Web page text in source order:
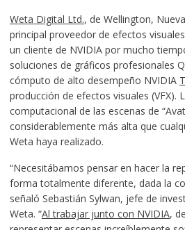
Weta Digital Ltd., de Wellington,
principal proveedor de efectos
un cliente de NVIDIA por mucho
soluciones de gráficos profesionales
cómputo de alto desempeño NVIDIA
producción de efectos visuales (VFX).
computacional de las escenas de
considerablemente más alta que
Weta haya realizado.
“Necesitábamos pensar en hacer la
forma totalmente diferente, dada la
señaló Sebastián Sylwan, jefe de
Weta. “Al trabajar junto con NVIDIA,